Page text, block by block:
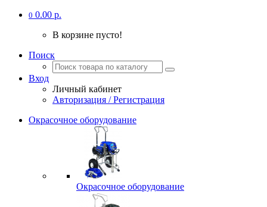
0 0.00 р.
В корзине пусто!
Поиск
Вход
Личный кабинет
Авторизация / Регистрация
Окрасочное оборудование
Окрасочное оборудование